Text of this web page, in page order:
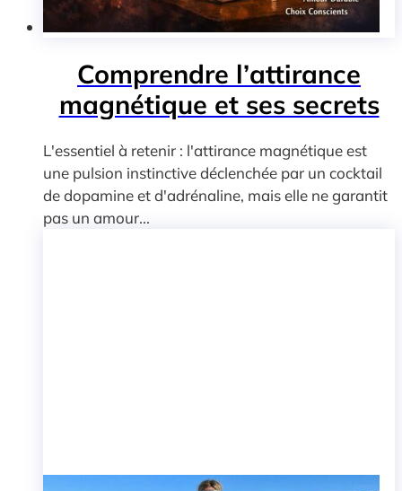
Comprendre l’attirance
magnétique et ses secrets
L'essentiel à retenir : l'attirance magnétique est
une pulsion instinctive déclenchée par un cocktail
de dopamine et d'adrénaline, mais elle ne garantit
pas un amour...